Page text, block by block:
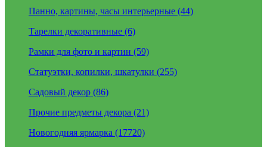
Панно, картины, часы интерьерные (44)
Тарелки декоративные (6)
Рамки для фото и картин (59)
Статуэтки, копилки, шкатулки (255)
Садовый декор (86)
Прочие предметы декора (21)
Новогодняя ярмарка (17720)